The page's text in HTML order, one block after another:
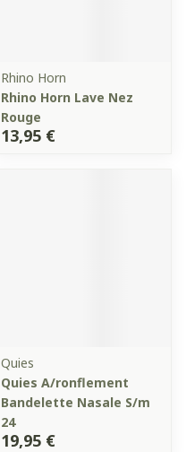
Rhino Horn
Rhino Horn Lave Nez
Rouge
13,95 €
Quies
Quies A/ronflement
Bandelette Nasale S/m
24
19,95 €